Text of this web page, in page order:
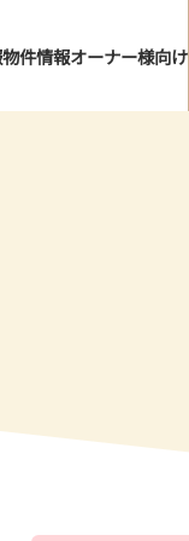
物件情報オーナー様向け